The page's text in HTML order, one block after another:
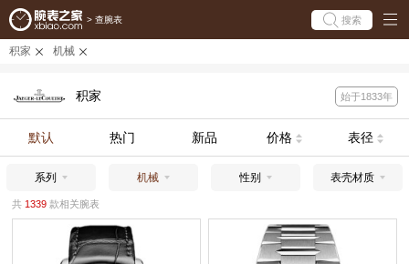
> 查腕表 搜索
积家 机械
积家 始于1833年
默认 热门 新品 价格 表径
系列 机械 性别 表壳材质
共 1339款相关腕表